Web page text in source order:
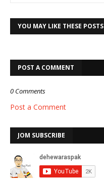
YOU MAY LIKE THESE POSTS
POST A COMMENT
0 Comments
Post a Comment
JOM SUBSCRIBE